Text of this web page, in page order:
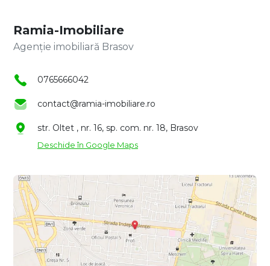
Ramia-Imobiliare
Agenție imobiliară Brasov
0765666042
contact@ramia-imobiliare.ro
str. Oltet , nr. 16, sp. com. nr. 18, Brasov
Deschide în Google Maps